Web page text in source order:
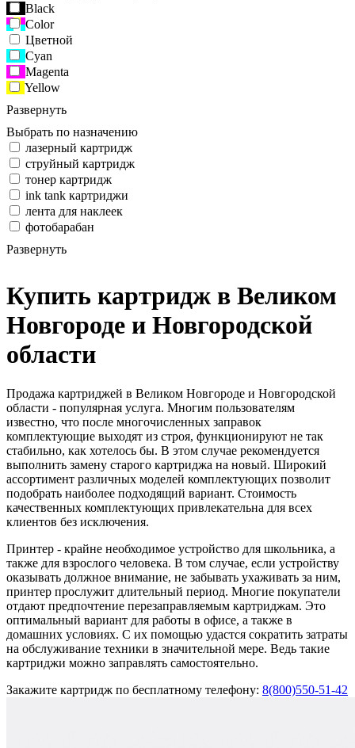
Black
Color
Цветной
Cyan
Magenta
Yellow
Развернуть
Выбрать по назначению
лазерный картридж
струйный картридж
тонер картридж
ink tank картриджи
лента для наклеек
фотобарабан
Развернуть
Купить картридж в Великом
Новгороде и Новгородской
области
Продажа картриджей в Великом Новгороде и Новгородской
области - популярная услуга. Многим пользователям
известно, что после многочисленных заправок
комплектующие выходят из строя, функционируют не так
стабильно, как хотелось бы. В этом случае рекомендуется
выполнить замену старого картриджа на новый. Широкий
ассортимент различных моделей комплектующих позволит
подобрать наиболее подходящий вариант. Стоимость
качественных комплектующих привлекательна для всех
клиентов без исключения.
Принтер - крайне необходимое устройство для школьника, а
также для взрослого человека. В том случае, если устройству
оказывать должное внимание, не забывать ухаживать за ним,
принтер прослужит длительный период. Многие покупатели
отдают предпочтение перезаправляемым картриджам. Это
оптимальный вариант для работы в офисе, а также в
домашних условиях. С их помощью удастся сократить затраты
на обслуживание техники в значительной мере. Ведь такие
картриджи можно заправлять самостоятельно.
Закажите картридж по бесплатному телефону: 8(800)550-51-42